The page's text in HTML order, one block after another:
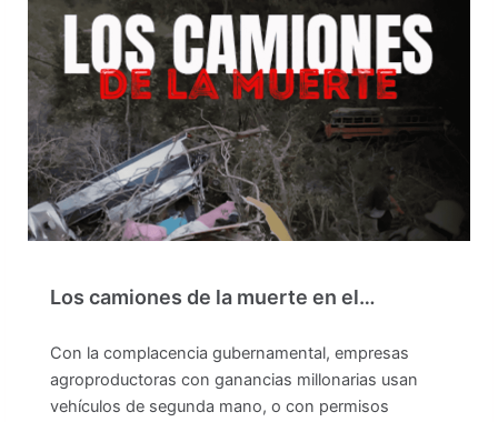
Los camiones de la muerte en el…
Con la complacencia gubernamental, empresas
agroproductoras con ganancias millonarias usan
vehículos de segunda mano, o con permisos